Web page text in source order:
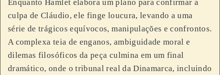
Enquanto Hamlet elabora um plano para confirmar a
culpa de Cláudio, ele finge loucura, levando a uma
série de trágicos equívocos, manipulações e confrontos.
A complexa teia de enganos, ambiguidade moral e
dilemas filosóficos da peça culmina em um final
dramático, onde o tribunal real da Dinamarca, incluindo